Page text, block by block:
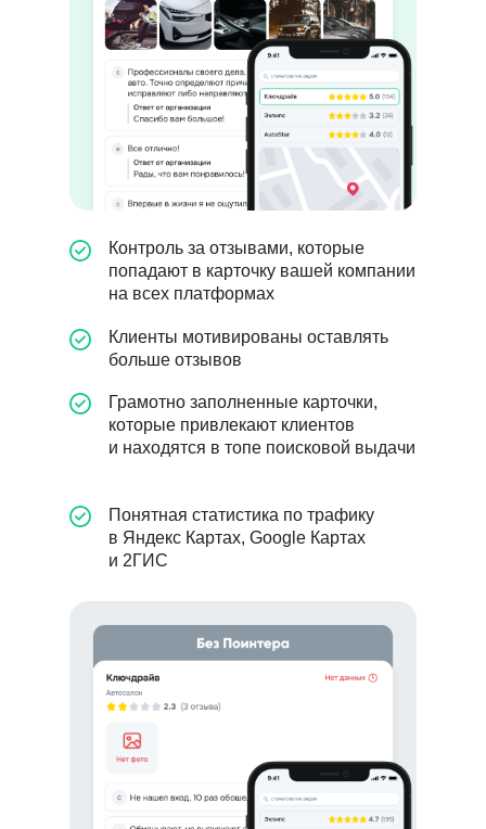
Контроль за отзывами, которые
попадают в карточку вашей компании
на всех платформах
Клиенты мотивированы оставлять
больше отзывов
Грамотно заполненные карточки,
которые привлекают клиентов
и находятся в топе поисковой выдачи
Понятная статистика по трафику
в Яндекс Картах, Google Картах
и 2ГИС